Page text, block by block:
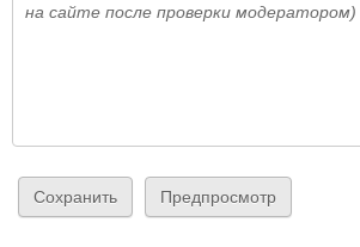
на сайте после проверки модератором)